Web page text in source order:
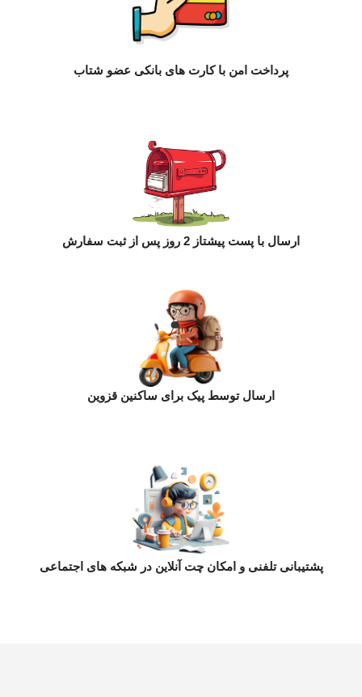
پرداخت امن با کارت های بانکی عضو شتاب
ارسال با پست پیشتاز 2 روز پس از ثبت سفارش
ارسال توسط پیک برای ساکنین قزوین
پشتیبانی تلفنی و امکان چت آنلاین در شبکه های اجتماعی